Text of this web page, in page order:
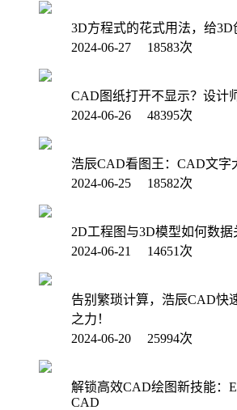
3D方程式的花式用法，给3D
2024-06-27 18583次
CAD图纸打开不显示？设计
2024-06-26 48395次
浩辰CAD看图王：CAD文字
2024-06-25 18582次
2D工程图与3D模型如何数据
2024-06-21 14651次
告别繁琐计算，浩辰CAD快
之力！
2024-06-20 25994次
解锁高效CAD绘图新技能：
CAD